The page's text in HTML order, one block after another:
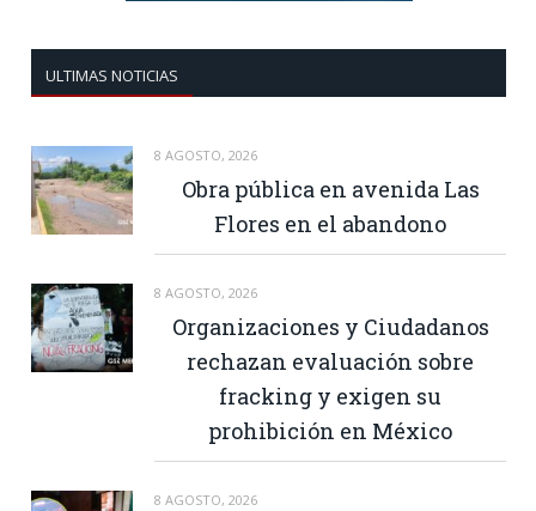
ULTIMAS NOTICIAS
8 AGOSTO, 2026
Obra pública en avenida Las
Flores en el abandono
8 AGOSTO, 2026
Organizaciones y Ciudadanos
rechazan evaluación sobre
fracking y exigen su
prohibición en México
8 AGOSTO, 2026